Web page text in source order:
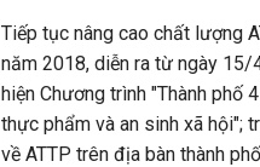
Tiếp tục nâng cao chất lượng
năm 2018, diễn ra từ ngày
hiện Chương trình "Thành phố
thực phẩm và an sinh xã hội";
về ATTP trên địa bàn thành